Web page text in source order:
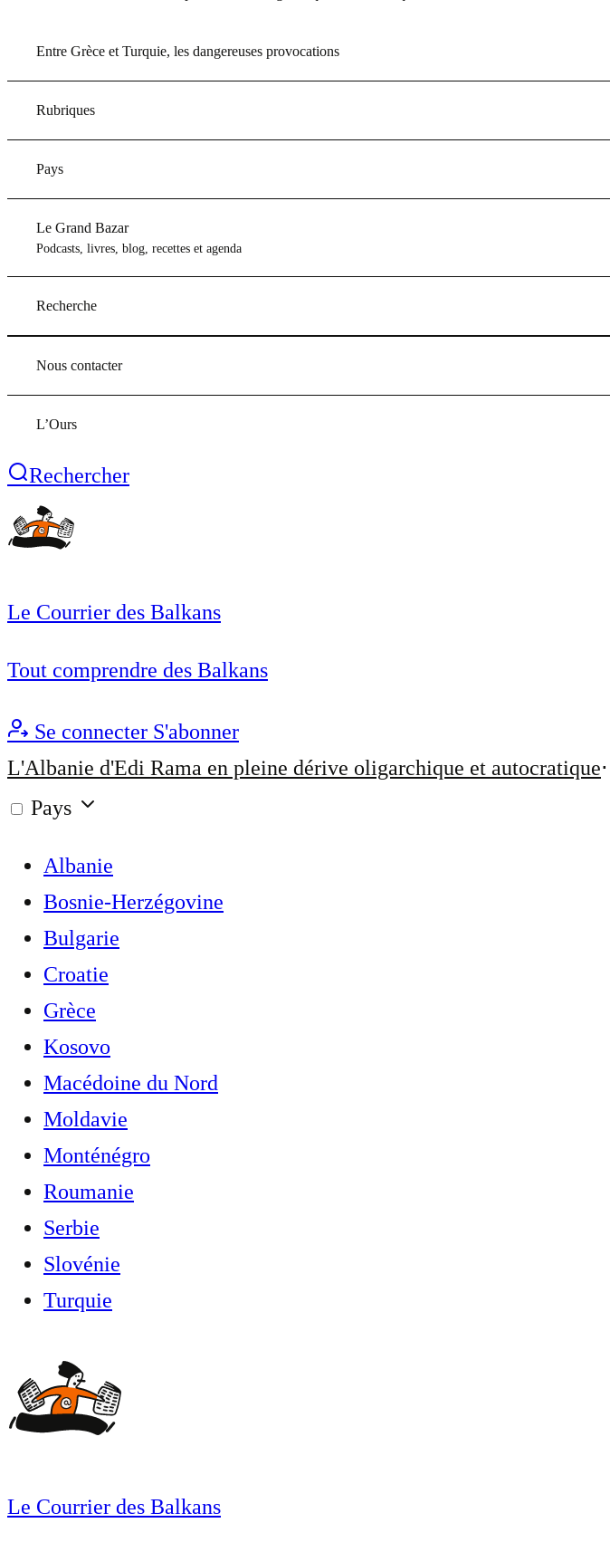
Entre Grèce et Turquie, les dangereuses provocations
Rubriques
Pays
Le Grand Bazar
Podcasts, livres, blog, recettes et agenda
Recherche
Nous contacter
L’Ours
Rechercher
Le Courrier des Balkans
Tout comprendre des Balkans
Se connecter S'abonner
L'Albanie d'Edi Rama en pleine dérive oligarchique et autocratique
Pays
Albanie
Bosnie-Herzégovine
Bulgarie
Croatie
Grèce
Kosovo
Macédoine du Nord
Moldavie
Monténégro
Roumanie
Serbie
Slovénie
Turquie
Le Courrier des Balkans